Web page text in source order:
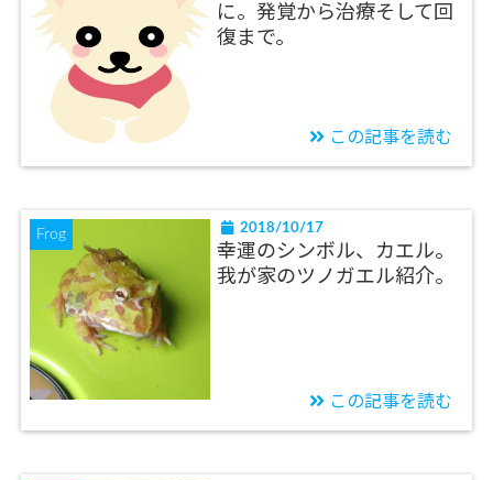
に。発覚から治療そして回
復まで。
この記事を読む
Frog 2018/10/17
幸運のシンボル、カエル。
我が家のツノガエル紹介。
この記事を読む